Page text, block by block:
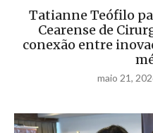
Tatianne Teófilo
Cearense de
conexão entre
maio 21,